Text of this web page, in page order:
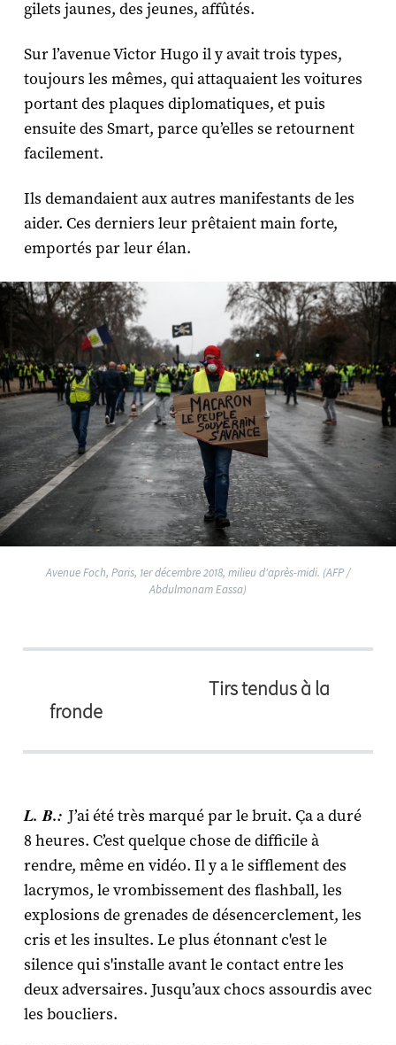
gilets jaunes, des jeunes, affûtés.
Sur l’avenue Victor Hugo il y avait trois types,
toujours les mêmes, qui attaquaient les voitures
portant des plaques diplomatiques, et puis
ensuite des Smart, parce qu’elles se retournent
facilement.
Ils demandaient aux autres manifestants de les
aider. Ces derniers leur prêtaient main forte,
emportés par leur élan.
Avenue Foch, Paris, 1er décembre 2018, milieu d'après-midi. (AFP /
Abdulmonam Eassa)
Tirs tendus à la
fronde
L. B.: J’ai été très marqué par le bruit. Ça a duré
8 heures. C’est quelque chose de difficile à
rendre, même en vidéo. Il y a le sifflement des
lacrymos, le vrombissement des flashball, les
explosions de grenades de désencerclement, les
cris et les insultes. Le plus étonnant c'est le
silence qui s'installe avant le contact entre les
deux adversaires. Jusqu’aux chocs assourdis avec
les boucliers.